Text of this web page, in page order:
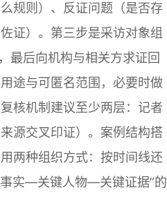
规则）、反证问题（是否存
证）。第三步是采访对象组
最后向机构与相关方求证回
途与可匿名范围，必要时做
核机制建议至少两层：记者
源交叉印证）。案例结构搭
两种组织方式：按时间线还
事实—关键人物—关键证据”的